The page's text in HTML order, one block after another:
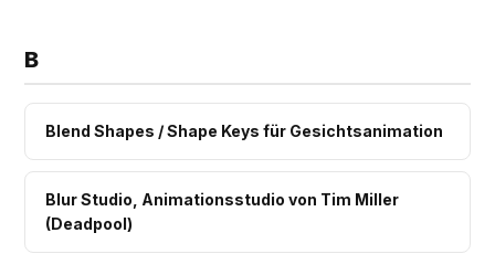
B
Blend Shapes / Shape Keys für Gesichtsanimation
Blur Studio, Animationsstudio von Tim Miller
(Deadpool)